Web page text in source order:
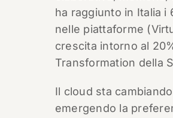
ha raggiunto in Italia i
nelle piattaforme
crescita intorno al
Transformation della
Il cloud sta
emergendo la